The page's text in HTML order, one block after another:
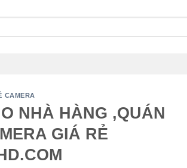
CAMERA
NHÀ HÀNG ,QUÁN
GIÁ RẺ